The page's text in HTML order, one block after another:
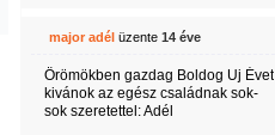
major adélüzente 14 éve
Örömökben gazdag Boldog Uj Évet
kivánok az egész családnak sok-
sok szeretettel: Adél